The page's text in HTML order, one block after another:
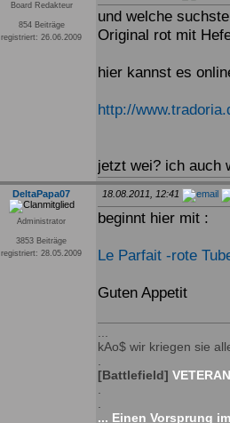
Board Redakteur
854 Beiträge
registriert: 26.06.2009
und welche
Original rot mit
hier kannst es
http://
jetzt wei? ich auch
DeltaPapa07
Administrator
3853 Beiträge
registriert: 28.05.2009
18.08.2011, 12:41
beginnt hier mit :
Le Parfait -rote
Guten Appetit
kAo$ wir kriegen sie
[Battlefield]
... Einen Vorsprung